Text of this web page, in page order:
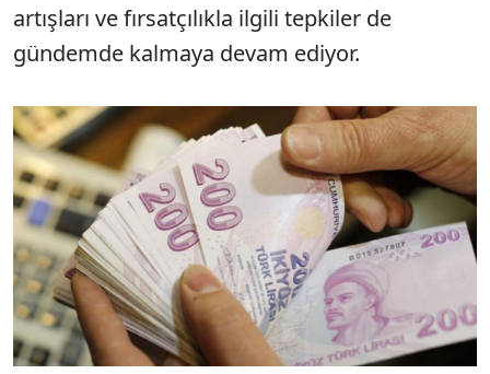
artışları ve fırsatçılıkla ilgili tepkiler de
gündemde kalmaya devam ediyor.